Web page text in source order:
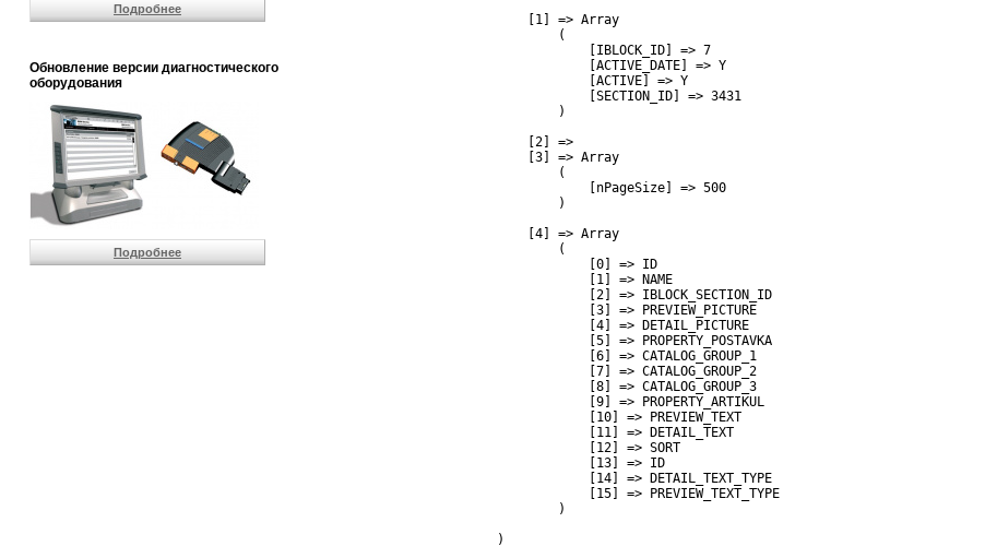
Подробнее
Обновление версии диагностического
оборудования
Подробнее
                            [1] => Array
                                (
                                    [IBLOCK_ID] => 7
                                    [ACTIVE_DATE] => Y
                                    [ACTIVE] => Y
                                    [SECTION_ID] => 3431
                                )
                            [2] =>
                            [3] => Array
                                (
                                    [nPageSize] => 500
                                )
                            [4] => Array
                                (
                                    [0] => ID
                                    [1] => NAME
                                    [2] => IBLOCK_SECTION_ID
                                    [3] => PREVIEW_PICTURE
                                    [4] => DETAIL_PICTURE
                                    [5] => PROPERTY_POSTAVKA
                                    [6] => CATALOG_GROUP_1
                                    [7] => CATALOG_GROUP_2
                                    [8] => CATALOG_GROUP_3
                                    [9] => PROPERTY_ARTIKUL
                                    [10] => PREVIEW_TEXT
                                    [11] => DETAIL_TEXT
                                    [12] => SORT
                                    [13] => ID
                                    [14] => DETAIL_TEXT_TYPE
                                    [15] => PREVIEW_TEXT_TYPE
                                )
                        )